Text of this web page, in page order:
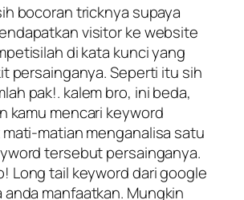
bocoran tricknya supaya
visitor ke website
di kata kunci yang
persainganya. Seperti itu sih
pak!. kalem bro, ini beda,
kamu mencari keyword
matian menganalisa satu
tersebut persainganya.
Long tail keyword dari google
manfaatkan. Mungkin